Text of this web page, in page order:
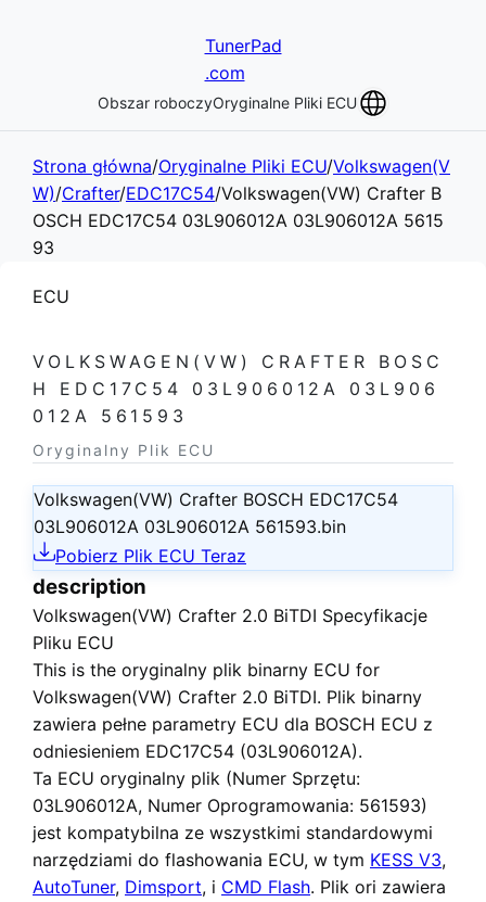
TunerPad
.com
Obszar roboczyOryginalne Pliki ECU
Strona główna/Oryginalne Pliki ECU/Volkswagen(V
W)/Crafter/EDC17C54/Volkswagen(VW) Crafter B
OSCH EDC17C54 03L906012A 03L906012A 5615
93
ECU
VOLKSWAGEN(VW) CRAFTER BOSC
H EDC17C54 03L906012A 03L906
012A 561593
Oryginalny Plik ECU
Volkswagen(VW) Crafter BOSCH EDC17C54
03L906012A 03L906012A 561593.bin
Pobierz Plik ECU Teraz
description
Volkswagen(VW) Crafter 2.0 BiTDI Specyfikacje
Pliku ECU
This is the oryginalny plik binarny ECU for
Volkswagen(VW) Crafter 2.0 BiTDI. Plik binarny
zawiera pełne parametry ECU dla BOSCH ECU z
odniesieniem EDC17C54 (03L906012A).
Ta ECU oryginalny plik (Numer Sprzętu:
03L906012A, Numer Oprogramowania: 561593)
jest kompatybilna ze wszystkimi standardowymi
narzędziami do flashowania ECU, w tym KESS V3,
AutoTuner, Dimsport, i CMD Flash. Plik ori zawiera